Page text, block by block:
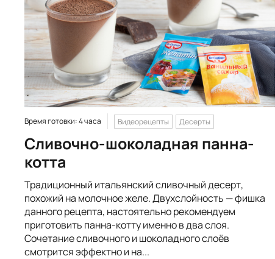
Время готовки: 4 часа Видеорецепты Десерты
Сливочно-шоколадная панна-
котта
Традиционный итальянский сливочный десерт,
похожий на молочное желе. Двухслойность — фишка
данного рецепта, настоятельно рекомендуем
приготовить панна-котту именно в два слоя.
Cочетание сливочного и шоколадного слоёв
смотрится эффектно и на...